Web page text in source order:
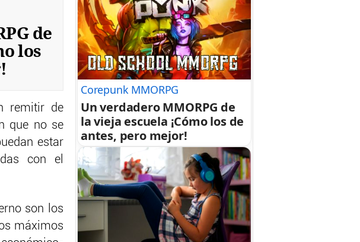
de
los
remitir de
que no se
estar
con el
son los
máximos
Corepunk MMORPG
Un verdadero MMORPG de
la vieja escuela ¡Cómo los de
antes, pero mejor!